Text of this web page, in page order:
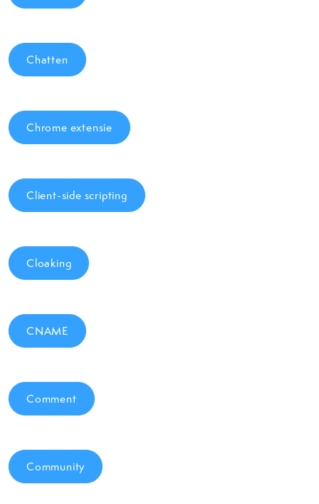
Chatten
Chrome extensie
Client-side scripting
Cloaking
CNAME
Comment
Community